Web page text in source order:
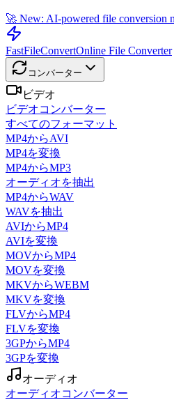
🚀 New: AI-powered file conversion
FastFileConvertOnline File Converter
コンバーター
ビデオ
ビデオコンバーター
すべてのフォーマット
MP4からAVI
MP4を変換
MP4からMP3
オーディオを抽出
MP4からWAV
WAVを抽出
AVIからMP4
AVIを変換
MOVからMP4
MOVを変換
MKVからWEBM
MKVを変換
FLVからMP4
FLVを変換
3GPからMP4
3GPを変換
オーディオ
オーディオコンバーター